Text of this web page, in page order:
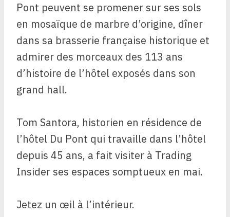
Pont peuvent se promener sur ses sols
en mosaïque de marbre d’origine, dîner
dans sa brasserie française historique et
admirer des morceaux des 113 ans
d’histoire de l’hôtel exposés dans son
grand hall.
Tom Santora, historien en résidence de
l’hôtel Du Pont qui travaille dans l’hôtel
depuis 45 ans, a fait visiter à Trading
Insider ses espaces somptueux en mai.
Jetez un œil à l’intérieur.